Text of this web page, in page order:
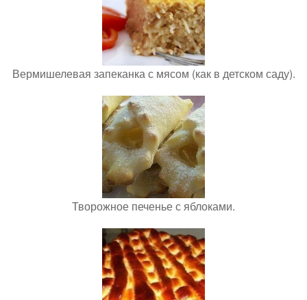
Вермишелевая запеканка с мясом (как в детском саду).
Творожное печенье с яблоками.